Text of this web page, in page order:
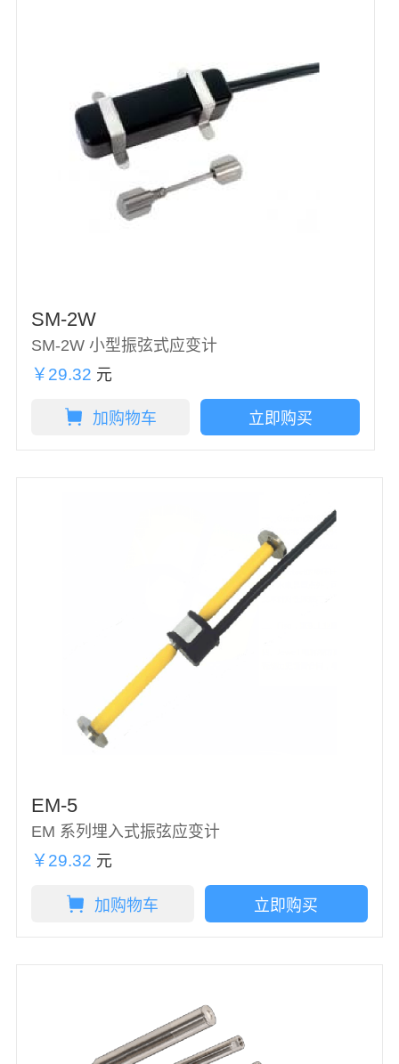
SM-2W
SM-2W 小型振弦式应变计
￥29.32 元
加购物车 立即购买
EM-5
EM 系列埋入式振弦应变计
￥29.32 元
加购物车 立即购买